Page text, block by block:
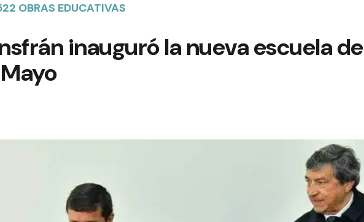
OBRAS EDUCATIVAS
inauguró la nueva escuela de